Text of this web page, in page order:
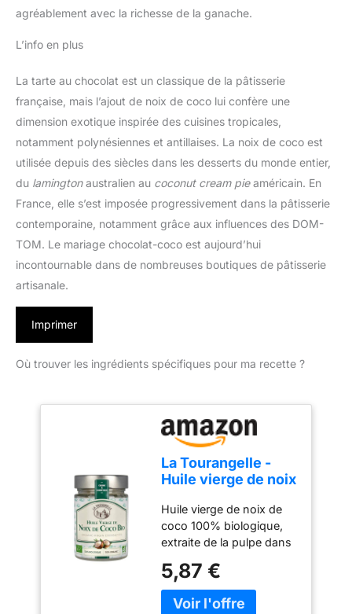
agréablement avec la richesse de la ganache.
L’info en plus
La tarte au chocolat est un classique de la pâtisserie
française, mais l’ajout de noix de coco lui confère une
dimension exotique inspirée des cuisines tropicales,
notamment polynésiennes et antillaises. La noix de coco est
utilisée depuis des siècles dans les desserts du monde entier,
du lamingtonaustralien au coconut cream pieaméricain. En
France, elle s’est imposée progressivement dans la pâtisserie
contemporaine, notamment grâce aux influences des DOM-
TOM. Le mariage chocolat-coco est aujourd’hui
incontournable dans de nombreuses boutiques de pâtisserie
artisanale.
Imprimer
Où trouver les ingrédients spécifiques pour ma recette ?
La Tourangelle -
Huile vierge de noix
Biologique -
Première pression
à froid - Cuisine et
cosmétique - 314ml
Huile vierge de noix de
coco 100% biologique,
extraite de la pulpe dans
suivants la récolte. Notre
huile vierge de noix de
coco biologique provient
5,87 €